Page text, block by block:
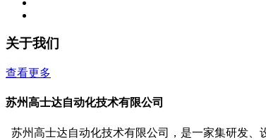
关于我们
查看更多
苏州高士达自动化技术有限公司
苏州高士达自动化技术有限公司，是一家集研发